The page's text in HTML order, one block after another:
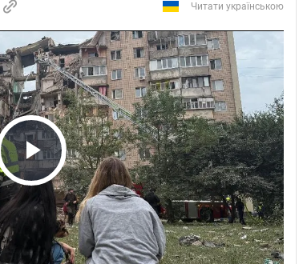
Читати українською
Play Video